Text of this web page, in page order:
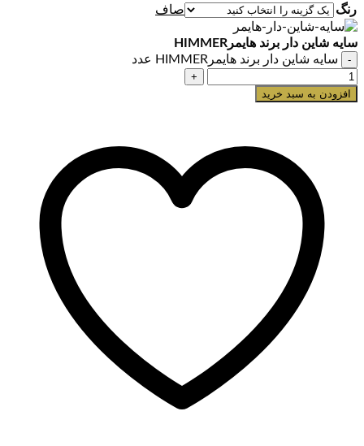
رنگ صاف
سایه شاین دار برند هایمرHIMMER
سایه شاین دار برند هایمرHIMMER عدد
افزودن به سبد خرید